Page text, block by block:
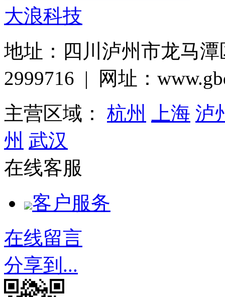
大浪科技
地址：四川泸州市龙马
2999716 | 网址：
主营区域： 杭州 上海 泸
州 武汉
在线客服
客户服务
在线留言
分享到...